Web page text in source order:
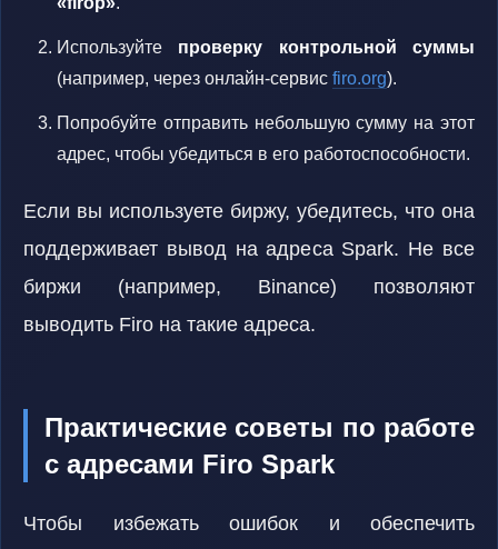
Используйте проверку контрольной суммы
(например, через онлайн-сервис firo.org).
Попробуйте отправить небольшую сумму на этот
адрес, чтобы убедиться в его работоспособности.
Если вы используете биржу, убедитесь, что она
поддерживает вывод на адреса Spark. Не все
биржи (например, Binance) позволяют
выводить Firo на такие адреса.
Практические советы по работе
с адресами Firo Spark
Чтобы избежать ошибок и обеспечить